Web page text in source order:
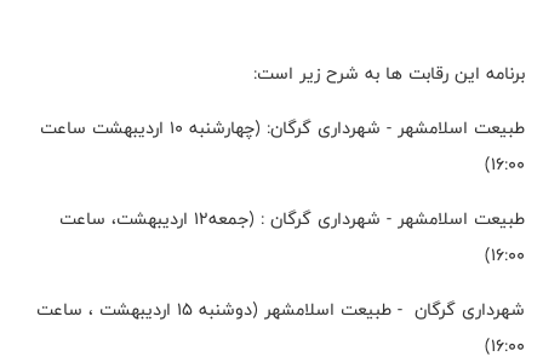
برنامه این رقابت ها به شرح زیر است:
طبیعت اسلامشهر - شهرداری گرگان: (چهارشنبه ۱۰ اردیبهشت ساعت
۱۶:۰۰)
طبیعت اسلامشهر - شهرداری گرگان : (جمعه۱۲ اردیبهشت، ساعت
۱۶:۰۰)
شهرداری گرگان - طبیعت اسلامشهر (دوشنبه ۱۵ اردیبهشت ، ساعت
۱۶:۰۰)